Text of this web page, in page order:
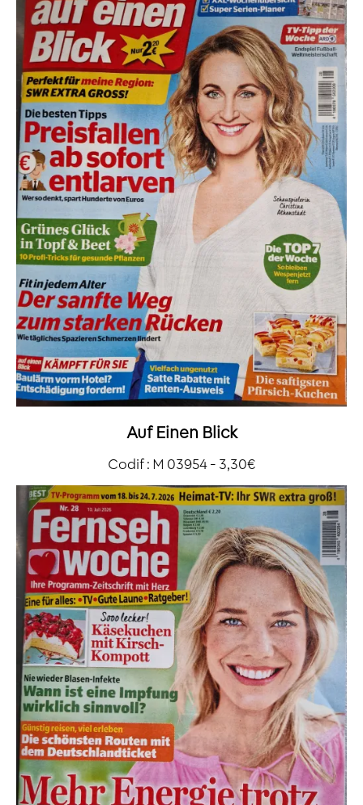
Auf Einen Blick
Codif : M 03954 - 3,30€